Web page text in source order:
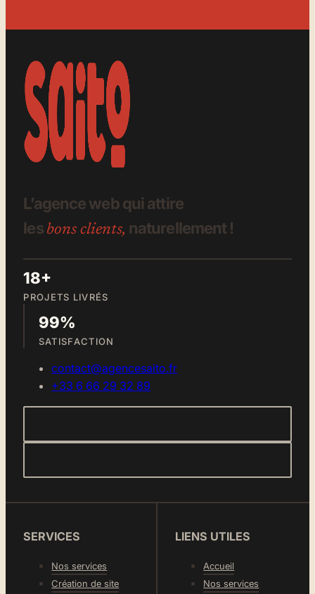
L’agence web qui attire
les bons clients, naturellement !
18+
PROJETS LIVRÉS
99%
SATISFACTION
contact@agencesaito.fr
+33 6 66 29 32 89
SERVICES
Nos services
Création de site
LIENS UTILES
Accueil
Nos services